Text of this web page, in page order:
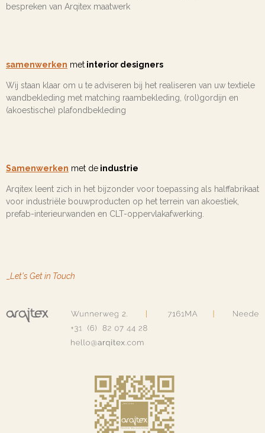
bespreken van Arqitex maatwerk
samenwerken met interior designers
Wij staan klaar om u te adviseren bij het realiseren van uw textiele
wandbekleding met matching raambekleding, (rol)gordijn en
(akoestische) plafondbekleding
Samenwerken met de industrie
Arqitex leent zich in het bijzonder voor toepassing als halffabrikaat
voor industriële bouwproducten op het terrein van akoestiek,
prefab-interieurwanden en CLT-oppervlakafwerking.
Let's Get in Touch